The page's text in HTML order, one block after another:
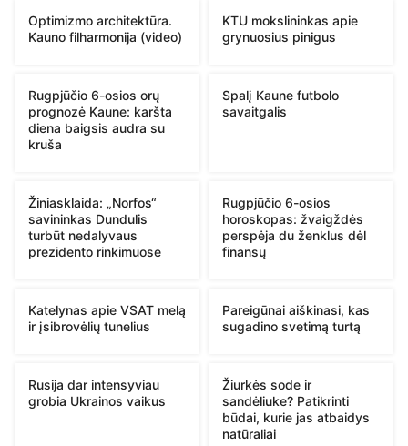
Optimizmo architektūra.
Kauno filharmonija (video)
KTU mokslininkas apie
grynuosius pinigus
Rugpjūčio 6-osios orų
prognozė Kaune: karšta
diena baigsis audra su
kruša
Spalį Kaune futbolo
savaitgalis
Žiniasklaida: „Norfos“
savininkas Dundulis
turbūt nedalyvaus
prezidento rinkimuose
Rugpjūčio 6-osios
horoskopas: žvaigždės
perspėja du ženklus dėl
finansų
Katelynas apie VSAT melą
ir įsibrovėlių tunelius
Pareigūnai aiškinasi, kas
sugadino svetimą turtą
Rusija dar intensyviau
grobia Ukrainos vaikus
Žiurkės sode ir
sandėliuke? Patikrinti
būdai, kurie jas atbaidys
natūraliai